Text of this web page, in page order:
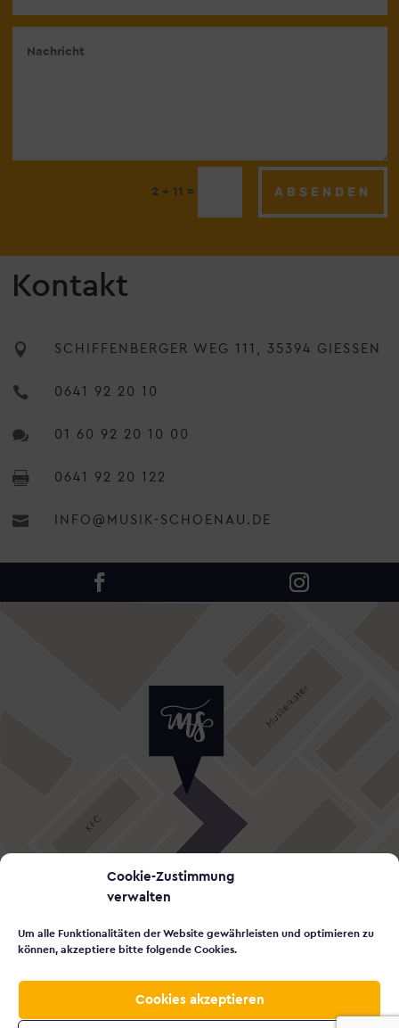
Cookie-Zustimmung
verwalten
Um alle Funktionalitäten der Website gewährleisten und optimieren zu
können, akzeptiere bitte folgende Cookies.
Cookies akzeptieren
2 + 11 = ABSENDEN
Kontakt
 SCHIFFENBERGER WEG 111, 35394 GIESSEN
 0641 92 20 10
 01 60 92 20 10 00
 0641 92 20 122
 INFO@MUSIK-SCHOENAU.DE